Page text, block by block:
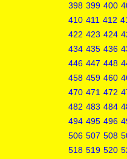
398 399 400
410 411 412
422 423 424
434 435 436
446 447 448
458 459 460
470 471 472
482 483 484
494 495 496
506 507 508
518 519 520